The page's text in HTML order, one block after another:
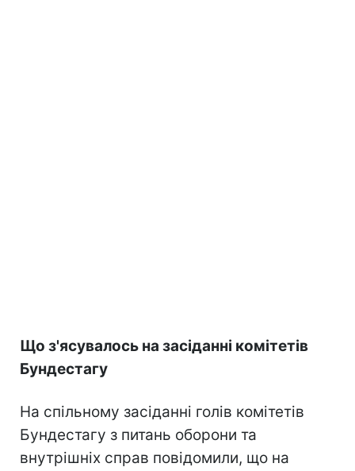
Що з'ясувалось на засіданні комітетів
Бундестагу
На спільному засіданні голів комітетів
Бундестагу з питань оборони та
внутрішніх справ повідомили, що на